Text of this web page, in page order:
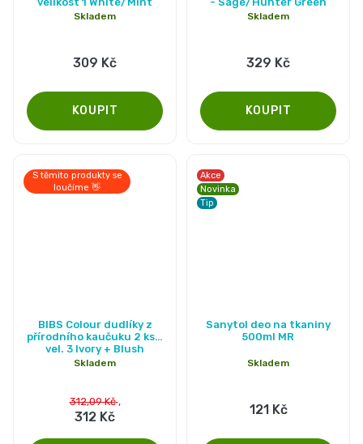
Skladem
309 Kč
Skladem
329 Kč
S těmito produkty se
loučíme 👋
BIBS Colour dudlíky z
přírodního kaučuku 2 ks -
vel. 3 Ivory + Blush
Skladem
312 Kč
312,09 Kč
Akce
Novinka
Tip
Sanytol deo na tkaniny
500ml MR
Skladem
121 Kč